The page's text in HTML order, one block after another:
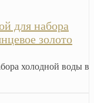
для набора
золото
холодной воды в